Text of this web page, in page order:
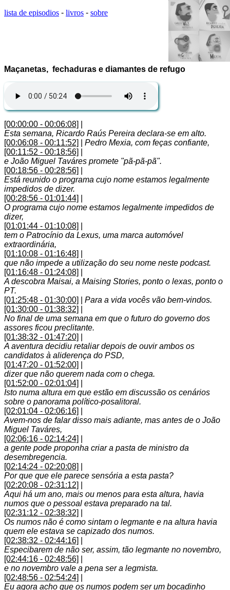
lista de episodios - livros - sobre
Maçanetas, fechaduras e diamantes de refugo
[00:00:00 - 00:06:08]
Esta semana, Ricardo Raús Pereira declara-se em alto.
[00:06:08 - 00:11:52]
Pedro Mexia, com feças confiante,
[00:11:52 - 00:18:56]
e João Miguel Taváres promete "pã-pã-pã".
[00:18:56 - 00:28:56]
Está reunido o programa cujo nome estamos legalmente
impedidos de dizer.
[00:28:56 - 01:01:44]
O programa cujo nome estamos legalmente impedidos de
dizer,
[01:01:44 - 01:10:08]
tem o Patrocínio da Lexus, uma marca automóvel
extraordinária,
[01:10:08 - 01:16:48]
que não impede a utilização do seu nome neste podcast.
[01:16:48 - 01:24:08]
A descobra Maisai, a Maising Stories, ponto o lexas, ponto o
PT.
[01:25:48 - 01:30:00]
Para a vida vocês vão bem-vindos.
[01:30:00 - 01:38:32]
No final de uma semana em que o futuro do governo dos
assores ficou preclitante.
[01:38:32 - 01:47:20]
A aventura decidiu retaliar depois de ouvir ambos os
candidatos à aliderença do PSD,
[01:47:20 - 01:52:00]
dizer que não querem nada com o chega.
[01:52:00 - 02:01:04]
Isto numa altura em que estão em discussão os cenários
sobre o panorama político-posalitoral.
[02:01:04 - 02:06:16]
Avem-nos de falar disso mais adiante, mas antes de o João
Miguel Taváres,
[02:06:16 - 02:14:24]
a gente pode proponha criar a pasta de ministro da
desembregencia.
[02:14:24 - 02:20:08]
Por que que ele parece sensória a esta pasta?
[02:20:08 - 02:31:12]
Aqui há um ano, mais ou menos para esta altura, havia
numos que o pessoal estava preparado na tal.
[02:31:12 - 02:38:32]
Os numos não é como sintam o legmante e na altura havia
quem ele estava se capizado dos numos.
[02:38:32 - 02:44:16]
Especibarem de não ser, assim, tão legmante no novembro,
[02:44:16 - 02:48:56]
e no novembro vale a pena ser a legmista.
[02:48:56 - 02:54:24]
Eu agora acho que os numos podem ser um bocadinho